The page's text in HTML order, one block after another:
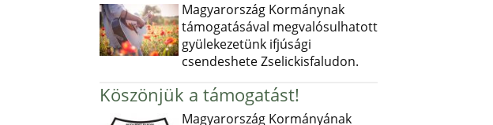
Magyarország Kormánynak
támogatásával megvalósulhatott
gyülekezetünk ifjúsági
csendeshete Zselickisfaludon.
Köszönjük a támogatást!
Magyarország Kormányának